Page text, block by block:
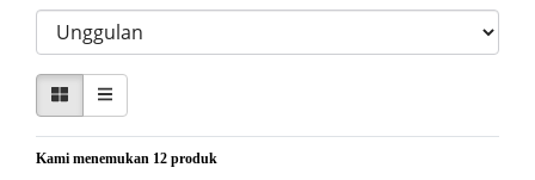
Kami menemukan 12 produk